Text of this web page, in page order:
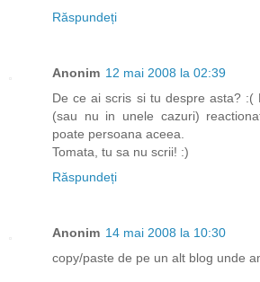
Răspundeți
Anonim 12 mai 2008 la 02:39
De ce ai scris si tu despre asta? :(
(sau nu in unele cazuri)
poate persoana aceea.
Tomata, tu sa nu scrii! :)
Răspundeți
Anonim 14 mai 2008 la 10:30
copy/paste de pe un alt blog unde